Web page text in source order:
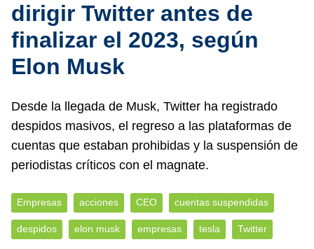
dirigir Twitter antes de
finalizar el 2023, según
Elon Musk
Desde la llegada de Musk, Twitter ha registrado
despidos masivos, el regreso a las plataformas de
cuentas que estaban prohibidas y la suspensión de
periodistas críticos con el magnate.
Empresas acciones CEO cuentas suspendidas
despidos elon musk empresas tesla Twitter